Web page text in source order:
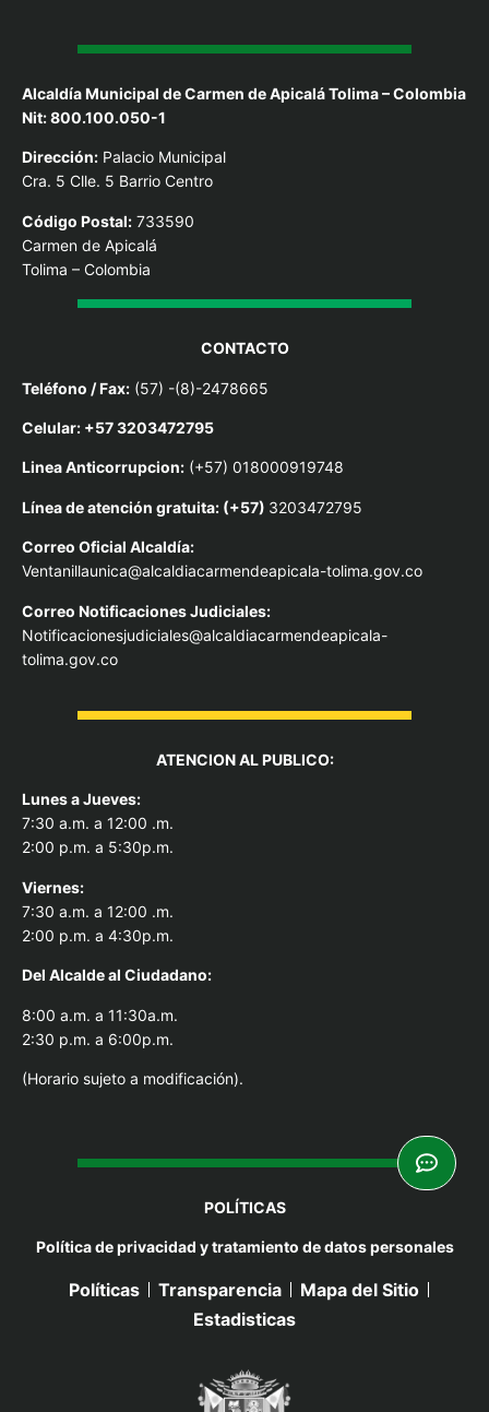
Alcaldía Municipal de Carmen de Apicalá Tolima – Colombia
Nit: 800.100.050-1
Dirección: Palacio Municipal
Cra. 5 Clle. 5 Barrio Centro
Código Postal: 733590
Carmen de Apicalá
Tolima – Colombia
CONTACTO
Teléfono / Fax: (57) -(8)-2478665
Celular: +57 3203472795
Linea Anticorrupcion: (+57) 018000919748
Línea de atención gratuita: (+57) 3203472795
Correo Oficial Alcaldía:
Ventanillaunica@alcaldiacarmendeapicala-tolima.gov.co
Correo Notificaciones Judiciales:
Notificacionesjudiciales@alcaldiacarmendeapicala-
tolima.gov.co
ATENCION AL PUBLICO:
Lunes a Jueves:
7:30 a.m. a 12:00 .m.
2:00 p.m. a 5:30p.m.
Viernes:
7:30 a.m. a 12:00 .m.
2:00 p.m. a 4:30p.m.
Del Alcalde al Ciudadano:
8:00 a.m. a 11:30a.m.
2:30 p.m. a 6:00p.m.
(Horario sujeto a modificación).
POLÍTICAS
Política de privacidad y tratamiento de datos personales
Políticas Transparencia
Mapa del Sitio
Estadisticas